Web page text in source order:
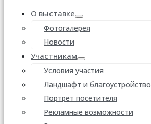
О выставке
Фотогалерея
Новости
Участникам
Условия участия
Ландшафт и благоустройство
Портрет посетителя
Рекламные возможности